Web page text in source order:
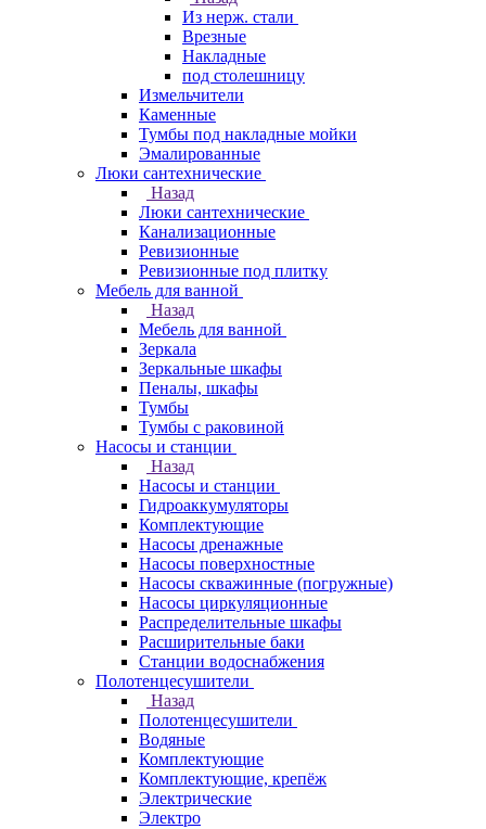
Из нерж. стали
Врезные
Накладные
под столешницу
Измельчители
Каменные
Тумбы под накладные мойки
Эмалированные
Люки сантехнические
Назад
Люки сантехнические
Канализационные
Ревизионные
Ревизионные под плитку
Мебель для ванной
Назад
Мебель для ванной
Зеркала
Зеркальные шкафы
Пеналы, шкафы
Тумбы
Тумбы с раковиной
Насосы и станции
Назад
Насосы и станции
Гидроаккумуляторы
Комплектующие
Насосы дренажные
Насосы поверхностные
Насосы скважинные (погружные)
Насосы циркуляционные
Распределительные шкафы
Расширительные баки
Станции водоснабжения
Полотенцесушители
Назад
Полотенцесушители
Водяные
Комплектующие
Комплектующие, крепёж
Электрические
Электро